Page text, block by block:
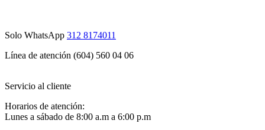
Solo WhatsApp 312 8174011
Línea de atención (604) 560 04 06
Servicio al cliente
Horarios de atención:
Lunes a sábado de 8:00 a.m a 6:00 p.m